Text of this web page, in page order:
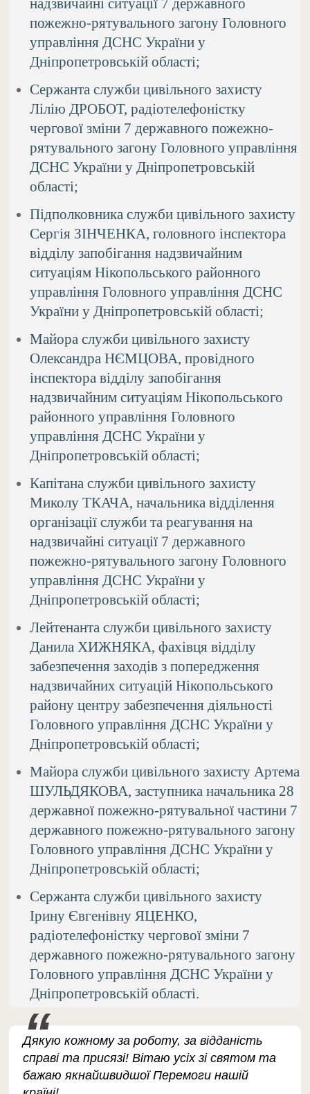
пожежно-рятувального загону Головного
управління ДСНС України у
Дніпропетровській області;
Сержанта служби цивільного захисту
Лілію ДРОБОТ, радіотелефоністку
чергової зміни 7 державного пожежно-
рятувального загону Головного управління
ДСНС України у Дніпропетровській
області;
Підполковника служби цивільного захисту
Сергія ЗІНЧЕНКА, головного інспектора
відділу запобігання надзвичайним
ситуаціям Нікопольського районного
управління Головного управління ДСНС
України у Дніпропетровській області;
Майора служби цивільного захисту
Олександра НЄМЦОВА, провідного
інспектора відділу запобігання
надзвичайним ситуаціям Нікопольського
районного управління Головного
управління ДСНС України у
Дніпропетровській області;
Капітана служби цивільного захисту
Миколу ТКАЧА, начальника відділення
організації служби та реагування на
надзвичайні ситуації 7 державного
пожежно-рятувального загону Головного
управління ДСНС України у
Дніпропетровській області;
Лейтенанта служби цивільного захисту
Данила ХИЖНЯКА, фахівця відділу
забезпечення заходів з попередження
надзвичайних ситуацій Нікопольського
району центру забезпечення діяльності
Головного управління ДСНС України у
Дніпропетровській області;
Майора служби цивільного захисту Артема
ШУЛЬДЯКОВА, заступника начальника 28
державної пожежно-рятувальної частини 7
державного пожежно-рятувального загону
Головного управління ДСНС України у
Дніпропетровській області;
Сержанта служби цивільного захисту
Ірину Євгенівну ЯЦЕНКО,
радіотелефоністку чергової зміни 7
державного пожежно-рятувального загону
Головного управління ДСНС України у
Дніпропетровській області.
Дякую кожному за роботу, за відданість
справі та присязі! Вітаю усіх зі святом та
бажаю якнайшвидшої Перемоги нашій